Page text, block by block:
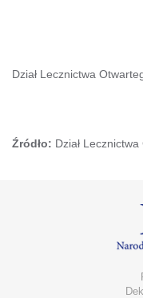
Dział Lecznictwa
Źródło: Dział